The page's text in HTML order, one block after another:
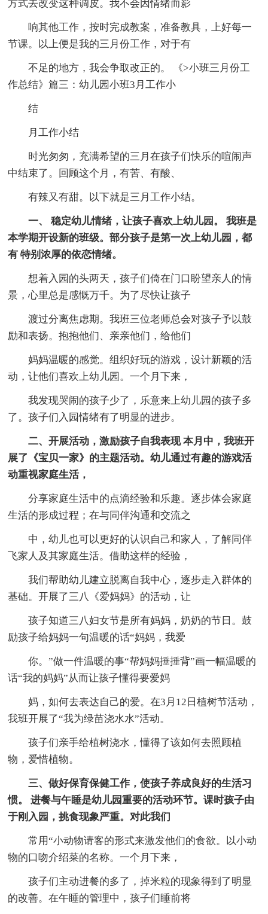
方式去改变这种调皮。我不会因情绪而影
响其他工作，按时完成教案，准备教具，上好每一
节课。以上便是我的三月份工作，对于有
不足的地方，我会争取改正的。 《>小班三月份工
作总结》篇三：幼儿园小班3月工作小
结
月工作小结
时光匆匆，充满希望的三月在孩子们快乐的喧闹声
中结束了。回顾这个月，有苦、有酸、
有辣又有甜。以下就是三月工作小结。
一、 稳定幼儿情绪，让孩子喜欢上幼儿园。 我班是
本学期开设新的班级。部分孩子是第一次上幼儿园，都
有 特别浓厚的依恋情绪。
想着入园的头两天，孩子们倚在门口盼望亲人的情
景，心里总是感慨万千。为了尽快让孩子
渡过分离焦虑期。我班三位老师总会对孩子予以鼓
励和表扬。抱抱他们、亲亲他们，给他们
妈妈温暖的感觉。组织好玩的游戏，设计新颖的活
动，让他们喜欢上幼儿园。一个月下来，
我发现哭闹的孩子少了，乐意来上幼儿园的孩子多
了。孩子们入园情绪有了明显的进步。
二、开展活动，激励孩子自我表现 本月中，我班开
展了《宝贝一家》的主题活动。幼儿通过有趣的游戏活
动重视家庭生活，
分享家庭生活中的点滴经验和乐趣。逐步体会家庭
生活的形成过程；在与同伴沟通和交流之
中，幼儿也可以更好的认识自己和家人，了解同伴
飞家人及其家庭生活。借助这样的经验，
我们帮助幼儿建立脱离自我中心，逐步走入群体的
基础。开展了三八《爱妈妈》的活动，让
孩子知道三八妇女节是所有妈妈，奶奶的节日。鼓
励孩子给妈妈一句温暖的话“妈妈，我爱
你。”做一件温暖的事“帮妈妈捶捶背”画一幅温暖的
话“我的妈妈”从而让孩子懂得要爱妈
妈，如何去表达自己的爱。在3月12日植树节活动，
我班开展了“我为绿苗浇水水”活动。
孩子们亲手给植树浇水，懂得了该如何去照顾植
物，爱惜植物。
三、做好保育保健工作，使孩子养成良好的生活习
惯。 进餐与午睡是幼儿园重要的活动环节。课时孩子由
于刚入园，挑食现象严重。对此我们
常用“小动物请客的形式来激发他们的食欲。以小动
物的口吻介绍菜的名称。一个月下来，
孩子们主动进餐的多了，掉米粒的现象得到了明显
的改善。在午睡的管理中，孩子们睡前将